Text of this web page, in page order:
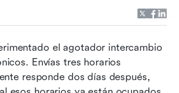
el agotador intercambio
Envías tres horarios
responde dos días después,
aplicación para programar
de calendarios
las 13 mejores aplicaciones